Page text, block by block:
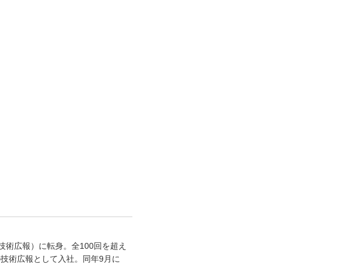
術広報）に転身。全100回を超え
術広報として入社。同年9月に